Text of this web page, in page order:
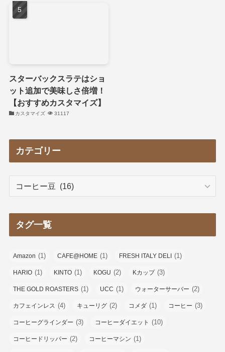
スターバックスラテはショ
ット追加で美味しさ倍増！
【おすすめカスタマイズ】
カスタマイズ 31117
カテゴリー
タグ一覧
Amazon (1) CAFE@HOME (1) FRESH ITALY DELI (1)
HARIO (1) KINTO (1) KOGU (2) Kカップ(3)
THE GOLD ROASTERS (1) UCC (1) ウォーターサーバー (2)
カフェインレス (4) キューリグ (2) コメダ (1) コーヒー (3)
コーヒーグラインダー (3) コーヒーダイエット (10)
コーヒードリッパー (2) コーヒーマシン (1)